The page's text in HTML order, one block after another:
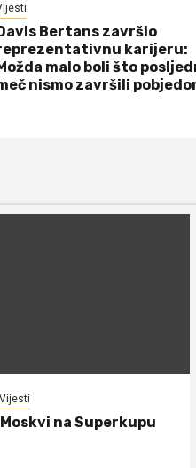
Bertans završio
karijeru:
malo boli što
nismo završili
na Superkupu